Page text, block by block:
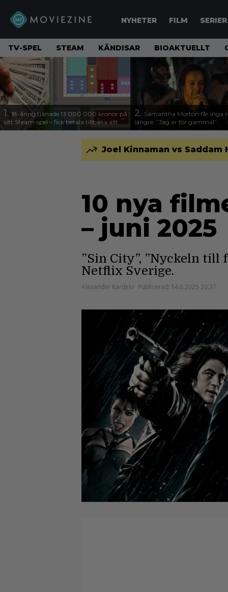
NYHETER FILM SERIER
TV-SPEL STEAM KÄNDISAR BIOAKTUELLT
1. 18-åring tjänade 13 000 000 kronor på
sitt Steam-spel – fick betala tillbaka allt
2. Samantha Morton får inga
längre: ”Jag är för gammal”
Joel Kinnaman vs
10 nya
– juni 2025
”Sin City”, ”Nyckeln till
Netflix Sverige.
Alexander Kardelo Publicerad: 14.6.2025 20:37